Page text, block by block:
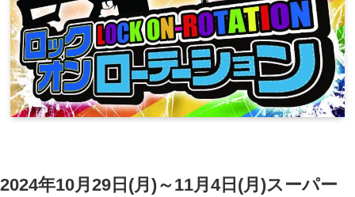
2024年10月29日(月)～11月4日(月)スーパー